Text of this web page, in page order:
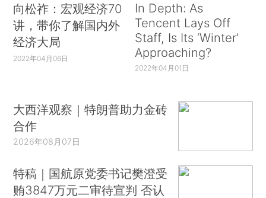
向松祚：宏观经济70
讲，带你了解国内外
经济大局
2022年04月06日
In Depth: As
Tencent Lays Off
Staff, Is Its ‘Winter’
Approaching?
2022年04月01日
大西洋观察｜特朗普助力金砖
合作
2026年08月07日
特稿｜国航原党委书记樊澄受
贿3847万元二审待宣判 否认